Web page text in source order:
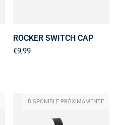
ROCKER SWITCH CAP
€9,99
DISPONIBLE PRÓXIMAMENTE